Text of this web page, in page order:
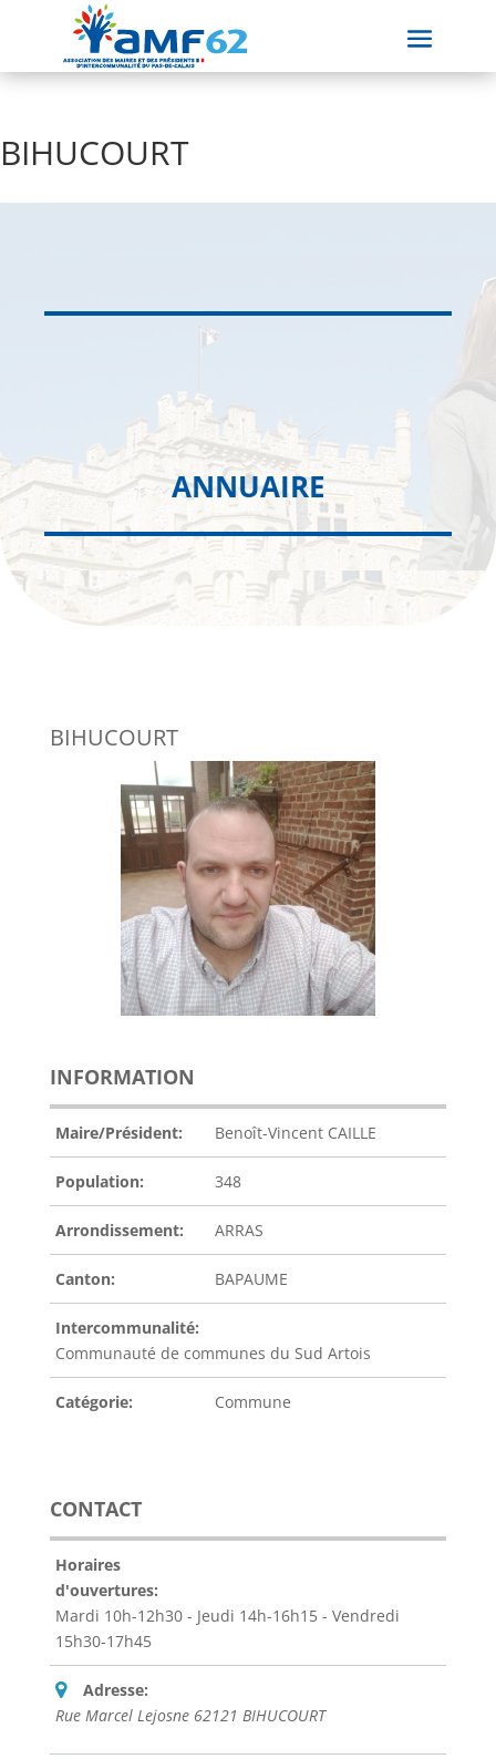
BIHUCOURT
ANNUAIRE
BIHUCOURT
INFORMATION
Maire/Président: Benoît-Vincent CAILLE
Population: 348
Arrondissement: ARRAS
Canton: BAPAUME
Intercommunalité:
Communauté de communes du Sud Artois
Catégorie: Commune
CONTACT
Horaires
d'ouvertures:
Mardi 10h-12h30 - Jeudi 14h-16h15 - Vendredi
15h30-17h45
Adresse:
Rue Marcel Lejosne 62121 BIHUCOURT